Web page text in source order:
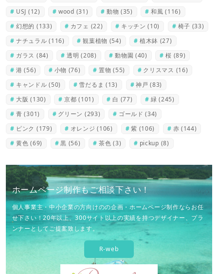
USJ (12) wood (31) 動物 (35) 和風 (116)
幻想的 (133) カフェ (22) キッチン (10) 椅子 (33)
ナチュラル (116) 観葉植物 (54) 植木鉢 (27)
ガラス (84) 透明 (208) 動物園 (40) 桜 (89)
港 (56) 小物 (76) 置物 (55) クリスマス (16)
キャンドル (50) 雪だるま (13) 神戸 (83)
大阪 (130) 京都 (101) 白 (77) 緑 (245)
青 (301) グリーン (293) ゴールド (34)
ピンク (179) オレンジ (106) 紫 (106) 赤 (144)
黄色 (69) 黒 (56) 茶色 (3) pickup (8)
ホームページ制作もご相談下さい！
個人事業主・中小企業の方向けのの企画・ホームページ制作ならお任
せ下さい！20年以上、300サイト以上の実績を持つデザイナー、プラ
ンナーとしてご提案致します。
R-web